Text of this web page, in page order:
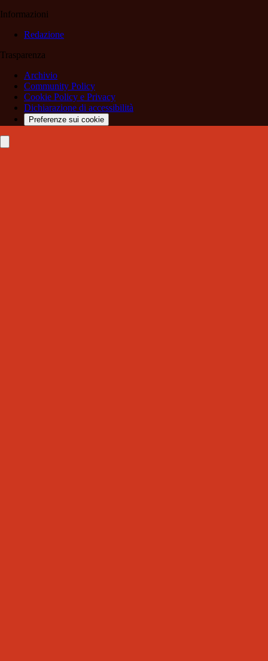
Informazioni
Redazione
Trasparenza
Archivio
Community Policy
Cookie Policy e Privacy
Dichiarazione di accessibilità
Preferenze sui cookie